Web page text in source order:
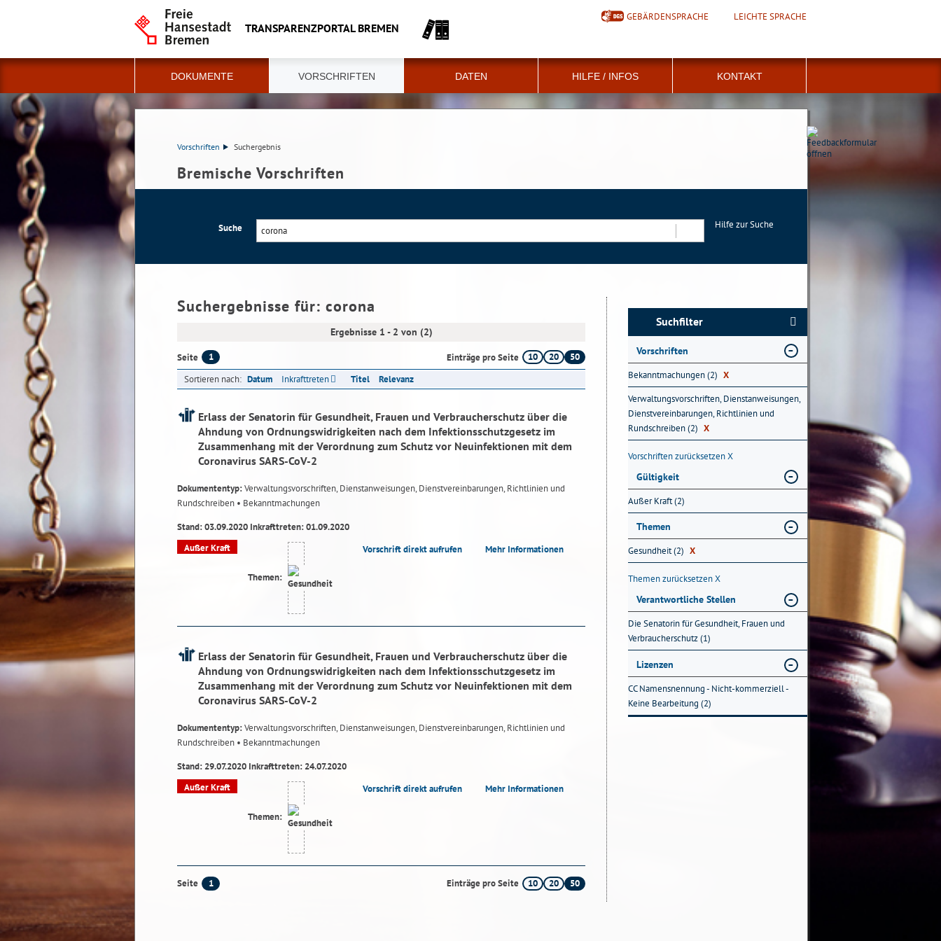
TRANSPARENZPORTAL BREMEN
GEBÄRDENSPRACHE LEICHTE SPRACHE
DOKUMENTE VORSCHRIFTEN DATEN HILFE / INFOS KONTAKT
Vorschriften Suchergebnis
Bremische Vorschriften
Suche
Hilfe zur Suche
Suchergebnisse für: corona
Ergebnisse 1 - 2 von (2)
Seite 1 Einträge pro Seite 10 20
50
Sortieren nach: Datum Inkrafttreten Titel Relevanz
Erlass der Senatorin für Gesundheit, Frauen und Verbraucherschutz über die
Ahndung von Ordnungswidrigkeiten nach dem Infektionsschutzgesetz im
Zusammenhang mit der Verordnung zum Schutz vor Neuinfektionen mit dem
Coronavirus SARS-CoV-2
Dokumententyp:Verwaltungsvorschriften, Dienstanweisungen, Dienstvereinbarungen, Richtlinien und
Rundschreiben • Bekanntmachungen
Stand: 03.09.2020 Inkrafttreten: 01.09.2020
Außer Kraft
Themen:
Vorschrift direkt aufrufen Mehr Informationen
Erlass der Senatorin für Gesundheit, Frauen und Verbraucherschutz über die
Ahndung von Ordnungswidrigkeiten nach dem Infektionsschutzgesetz im
Zusammenhang mit der Verordnung zum Schutz vor Neuinfektionen mit dem
Coronavirus SARS-CoV-2
Dokumententyp:Verwaltungsvorschriften, Dienstanweisungen, Dienstvereinbarungen, Richtlinien und
Rundschreiben • Bekanntmachungen
Stand: 29.07.2020 Inkrafttreten: 24.07.2020
Außer Kraft
Themen:
Vorschrift direkt aufrufen Mehr Informationen
Seite 1 Einträge pro Seite 10 20 50
Suchfilter
Vorschriften
Bekanntmachungen (2) X
Verwaltungsvorschriften, Dienstanweisungen,
Dienstvereinbarungen, Richtlinien und
Rundschreiben (2) X
Vorschriften zurücksetzenX
Gültigkeit
Außer Kraft (2)
Themen
Gesundheit (2) X
Themen zurücksetzenX
Verantwortliche Stellen
Die Senatorin für Gesundheit, Frauen und
Verbraucherschutz (1)
Lizenzen
CC Namensnennung - Nicht-kommerziell -
Keine Bearbeitung (2)